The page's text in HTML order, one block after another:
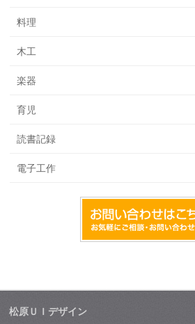
料理
木工
楽器
育児
読書記録
電子工作
松原ＵＩデザイン